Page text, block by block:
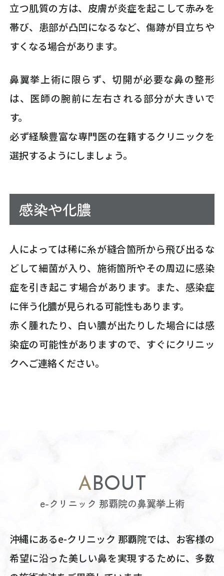
立つ肌質の方は、皮膚が炎症を起こして赤みを
帯び、患部が凸凹になるなど、傷跡が目立ちや
すくなる場合があります。
鼻翼挙上術に限らず、切開が必要な鼻の整形
は、医師の腕前に左右される部分が大きいで
す。
必ず経験豊富な専門医の在籍するクリニックを
選択するようにしましょう。
感染や化膿
人によっては稀に糸が縫合箇所から飛び出るな
どして細菌が入り、施術箇所やその周辺に感染
症を引き起こす場合があります。また、感染症
に伴う化膿が見られる可能性もあります。
赤く腫れたり、白い膿が出たりした場合には感
染症の可能性がありますので、すぐにクリニッ
クへご連絡ください。
ABOUT
e-クリニック 那覇院の鼻翼挙上術
沖縄にあるe-クリニック 那覇院では、お客様の
希望に沿った美しい鼻を実現するために、多数